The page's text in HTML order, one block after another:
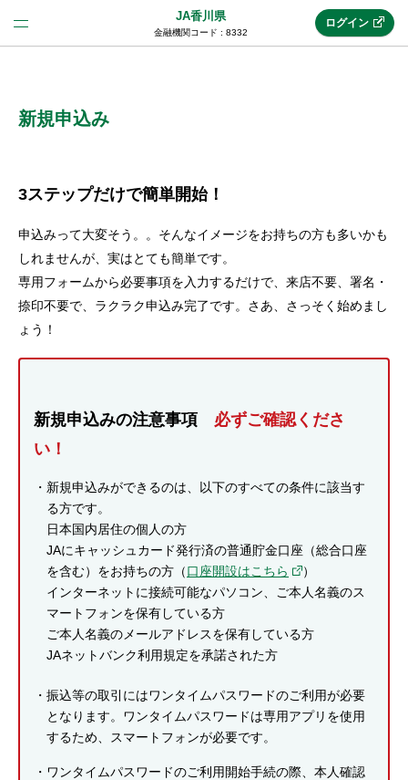
JA香川県
金融機関コード : 8332
メリット
機能・サービス
セキュリティ
使い方
困った時は
ログイン
新規申込み
3ステップだけで簡単開始！
申込みって大変そう。。そんなイメージをお持ちの方も多いかも
しれませんが、実はとても簡単です。
専用フォームから必要事項を入力するだけで、来店不要、署名・
捺印不要で、ラクラク申込み完了です。さあ、さっそく始めまし
ょう！
新規申込みの注意事項 必ずご確認くださ
い！
新規申込みができるのは、以下のすべての条件に該当す
る方です。
日本国内居住の個人の方
JAにキャッシュカード発行済の普通貯金口座（総合口座
を含む）をお持ちの方（口座開設はこちら
）
インターネットに接続可能なパソコン、ご本人名義のス
マートフォンを保有している方
ご本人名義のメールアドレスを保有している方
JAネットバンク利用規定を承諾された方
振込等の取引にはワンタイムパスワードのご利用が必要
となります。ワンタイムパスワードは専用アプリを使用
するため、スマートフォンが必要です。
ワンタイムパスワードのご利用開始手続の際、本人確認